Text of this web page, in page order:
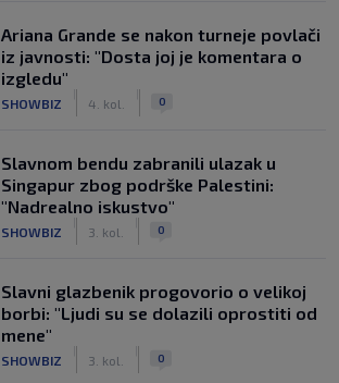
Ariana Grande se nakon turneje povlači
iz javnosti: "Dosta joj je komentara o
izgledu"
SHOWBIZ 4. kol. 0
Slavnom bendu zabranili ulazak u
Singapur zbog podrške Palestini:
"Nadrealno iskustvo"
SHOWBIZ 3. kol. 0
Slavni glazbenik progovorio o velikoj
borbi: "Ljudi su se dolazili oprostiti od
mene"
SHOWBIZ 3. kol. 0